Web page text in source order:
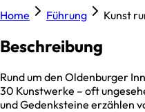
Home Führung Kunst
Beschreibung
Rund um den Oldenburger
30 Kunstwerke – oft
und Gedenksteine erzählen